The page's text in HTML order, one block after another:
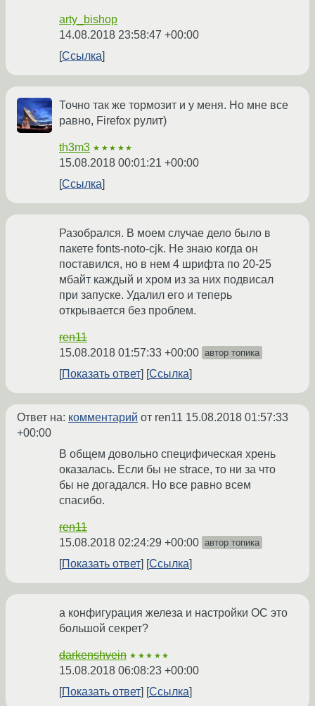
arty_bishop
14.08.2018 23:58:47 +00:00
Ссылка
Точно так же тормозит и у меня. Но мне все
равно, Firefox рулит)
th3m3 ★★★★★
15.08.2018 00:01:21 +00:00
Ссылка
Разобрался. В моем случае дело было в
пакете fonts-noto-cjk. Не знаю когда он
поставился, но в нем 4 шрифта по 20-25
мбайт каждый и хром из за них подвисал
при запуске. Удалил его и теперь
открывается без проблем.
ren11
15.08.2018 01:57:33 +00:00 автор топика
Показать ответ Ссылка
Ответ на: комментарий от ren11 15.08.2018 01:57:33
+00:00
В общем довольно специфическая хрень
оказалась. Если бы не strace, то ни за что
бы не догадался. Но все равно всем
спасибо.
ren11
15.08.2018 02:24:29 +00:00 автор топика
Показать ответ Ссылка
а конфигурация железа и настройки ОС это
большой секрет?
darkenshvein ★★★★★
15.08.2018 06:08:23 +00:00
Показать ответ
Ссылка